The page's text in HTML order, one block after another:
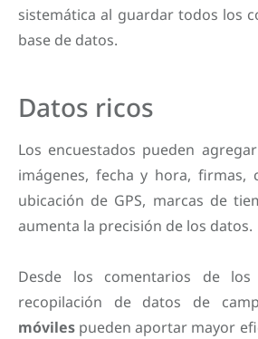
sistemática al guardar todos los
base de datos.
Datos ricos
Los encuestados pueden
imágenes, fecha y hora, firmas,
ubicación de GPS, marcas de
aumenta la precisión de los datos.
Desde los comentarios de
recopilación de datos de
móviles pueden aportar mayor